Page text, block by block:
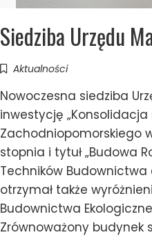
Siedziba Urzędu
Aktualności
Nowoczesna siedziba
inwestycję „Konsolidacja
Zachodniopomorskiego
stopnia i tytuł „Budowa
Techników Budownictwa
otrzymał także
Budownictwa
Zrównoważony budynek